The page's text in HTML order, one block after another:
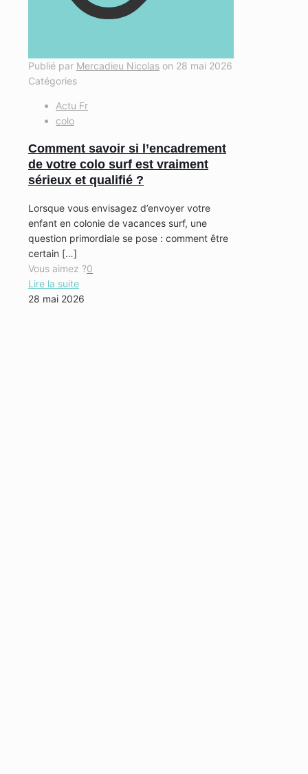
Publié par Mercadieu Nicolas on 28 mai 2026
Catégories
Actu Fr
colo
Comment savoir si l’encadrement
de votre colo surf est vraiment
sérieux et qualifié ?
Lorsque vous envisagez d’envoyer votre
enfant en colonie de vacances surf, une
question primordiale se pose : comment être
certain […]
Vous aimez ?0
Lire la suite
28 mai 2026